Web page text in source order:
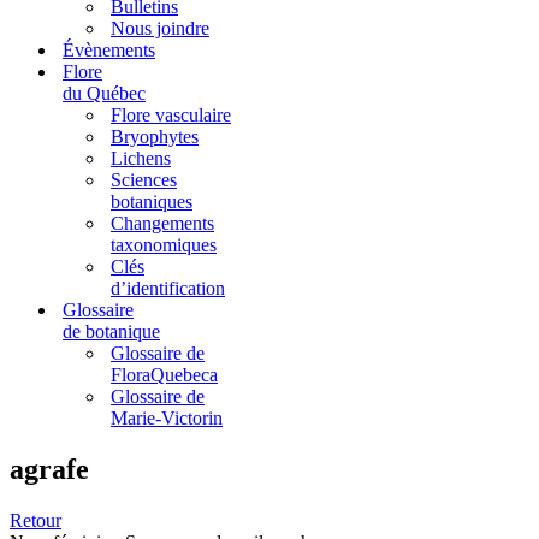
Bulletins
Nous joindre
Évènements
Flore
du Québec
Flore vasculaire
Bryophytes
Lichens
Sciences
botaniques
Changements
taxonomiques
Clés
d’identification
Glossaire
de botanique
Glossaire de
FloraQuebeca
Glossaire de
Marie-Victorin
agrafe
Retour